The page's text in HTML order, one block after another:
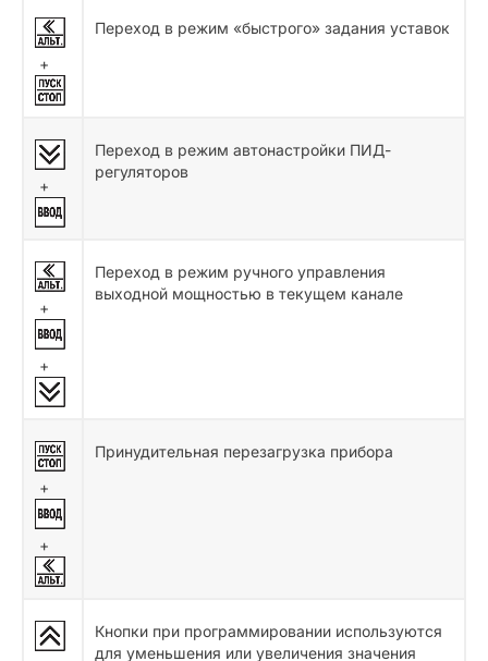
+
Переход в режим «быстрого» задания уставок
+
Переход в режим автонастройки ПИД-
регуляторов
+
+
Переход в режим ручного управления
выходной мощностью в текущем канале
+
+
Принудительная перезагрузка прибора
Кнопки при программировании используются
для уменьшения или увеличения значения